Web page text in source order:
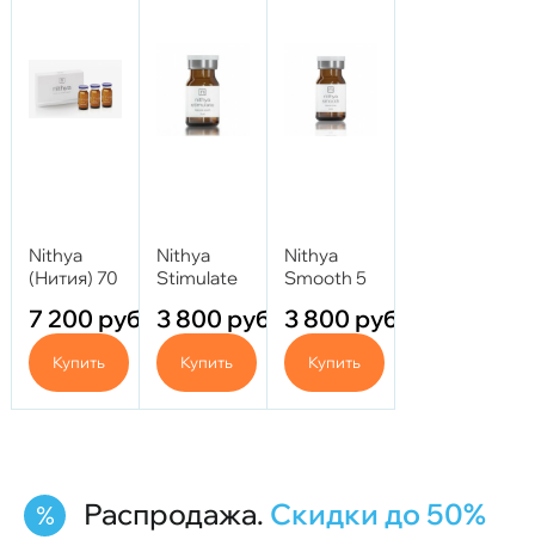
Nithya
(Нития) 70
7 200 руб.
Купить
Nithya
Stimulate
3 800 руб.
Купить
Nithya
Smooth 5
3 800 руб.
Купить
Распродажа. Скидки до 50%